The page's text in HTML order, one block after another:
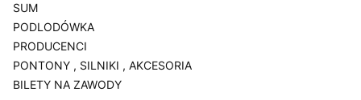
SUM
PODLODÓWKA
PRODUCENCI
PONTONY , SILNIKI , AKCESORIA
BILETY NA ZAWODY